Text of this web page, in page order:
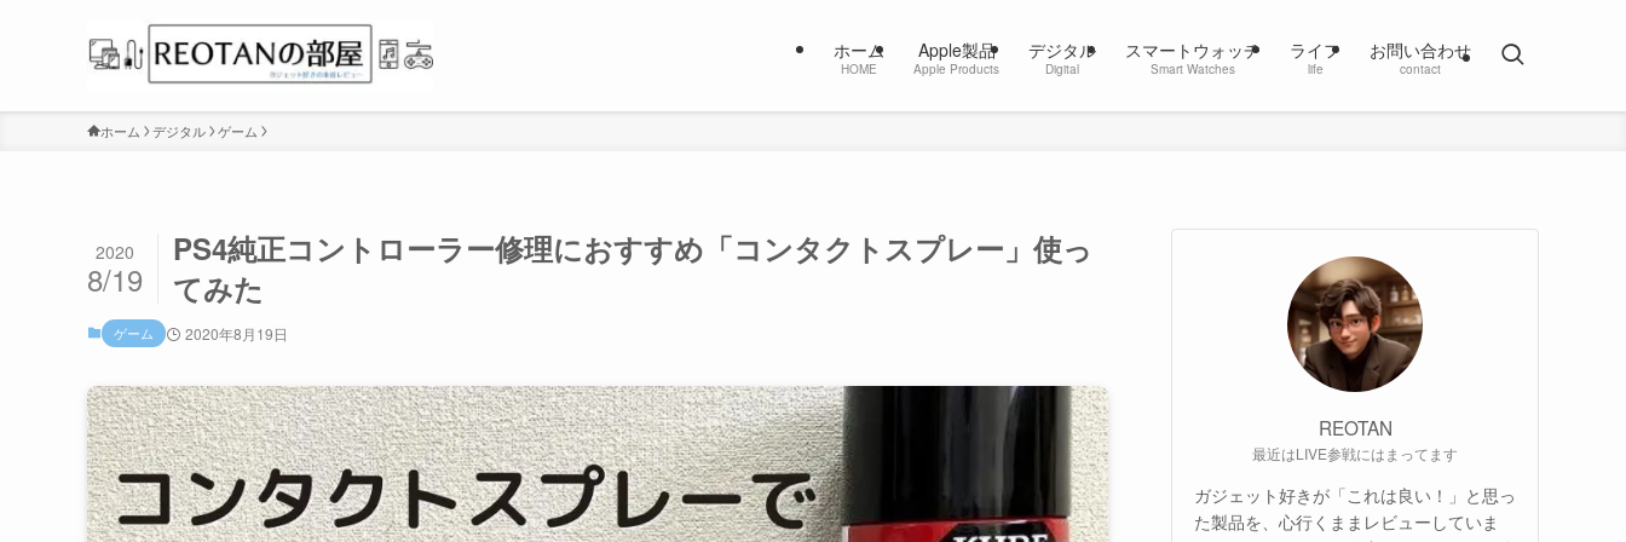
ホーム
HOME
Apple製品
Apple Products
デジタル
Digital
スマートウォッチ
Smart Watches
ライフ
life
お問い合わせ
contact
ホーム デジタル ゲーム
PS4純正コントローラー修理におすすめ「コンタクトスプレー」使っ
てみた
2020
8/19
ゲーム 2020年8月19日
REOTAN
最近はLIVE参戦にはまってます
ガジェット好きが「これは良い！」と思っ
た製品を、心行くままレビューしていま